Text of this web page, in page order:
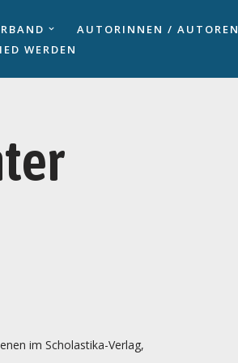
AUTORINNEN / AUTOREN
WERDEN
im Scholastika-Verlag,